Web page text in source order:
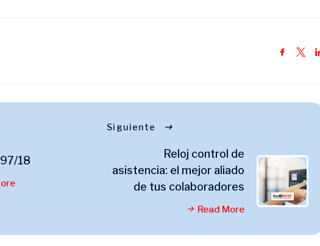
18
Siguiente
Reloj control de
asistencia: el mejor aliado
de tus colaboradores
Read More